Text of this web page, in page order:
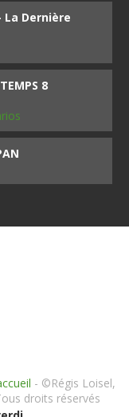
La Dernière
8
- ©Régis Loisel,
droits réservés